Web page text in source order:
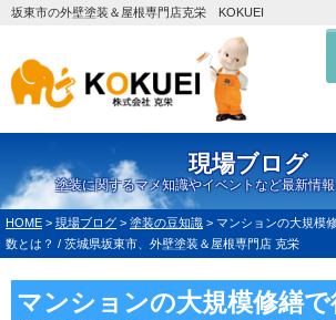
坂東市の外壁塗装＆屋根専門店克栄 KOKUEI
現場ブログ
塗装に関するマメ知識やイベントなど最新情
HOME > 現場ブログ > 塗装の豆知識 > マンションの大規模
数とは？ / 茨城県坂東市、外壁塗装＆屋根専門店 克栄
マンションの大規模修繕